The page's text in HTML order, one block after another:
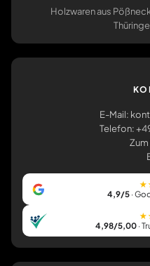
Holzwaren aus
E-Mail:
Telefon:
4,9/5·
4,98/5,00·